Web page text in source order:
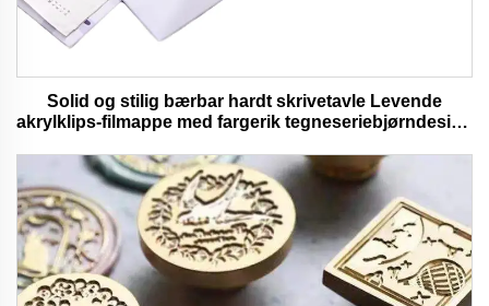
Solid og stilig bærbar hardt skrivetavle Levende
akrylklips-filmappe med fargerik tegneseriebjørndesign